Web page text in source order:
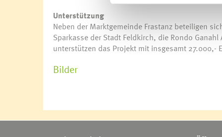
Unterstützung
Neben der Marktgemeinde Frastanz beteiligen
Sparkasse der Stadt Feldkirch, die Rondo
unterstützen das Projekt mit insgesamt 27.000,-
Bilder